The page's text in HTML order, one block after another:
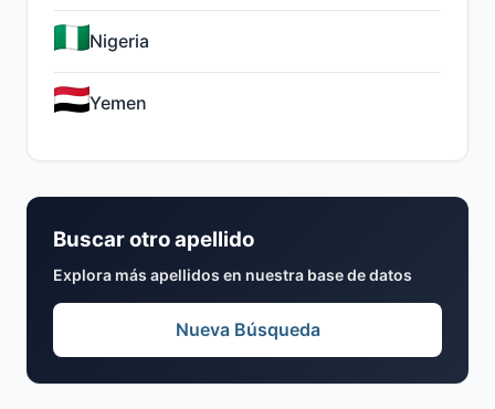
Nigeria
Yemen
Buscar otro apellido
Explora más apellidos en nuestra base de datos
Nueva Búsqueda